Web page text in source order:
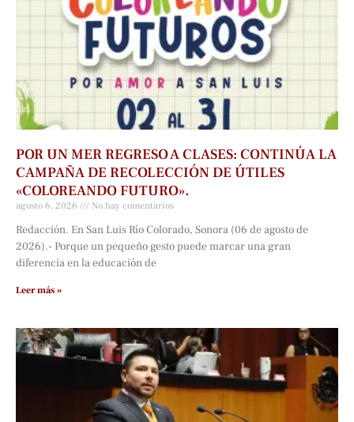
POR UN MER REGRESO A CLASES: CONTINÚA LA
CAMPAÑA DE RECOLECCIÓN DE ÚTILES
«COLOREANDO FUTURO».
agosto 6, 2026 No hay comentarios
Redacción. En San Luis Río Colorado, Sonora (06 de agosto de
2026).- Porque un pequeño gesto puede marcar una gran
diferencia en la educación de
Leer más »